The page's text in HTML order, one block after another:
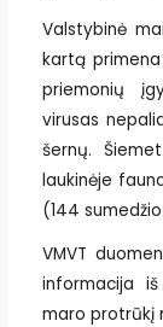
Valstybinė
kartą
priemonių
virusas
šernų.
laukinėje
(144
VMVT
informacija
maro protrūkį